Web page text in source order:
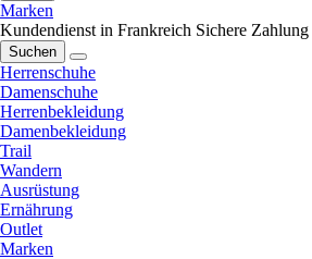
Marken
Kundendienst in Frankreich Sichere Zahlung
Suchen
Herrenschuhe
Damenschuhe
Herrenbekleidung
Damenbekleidung
Trail
Wandern
Ausrüstung
Ernährung
Outlet
Marken